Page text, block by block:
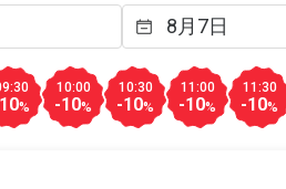
%
10:00
-10%
10:30
-10%
11:00
-10%
11:30
-10%